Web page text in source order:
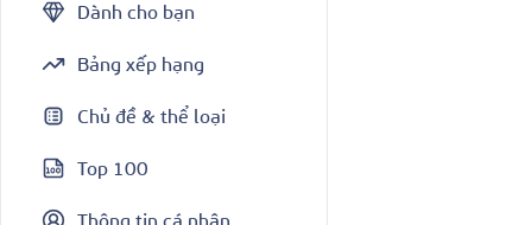
Dành cho bạn
Bảng xếp hạng
Chủ đề & thể loại
Top 100
Thông tin cá nhân